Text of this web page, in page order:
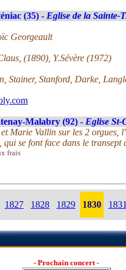
(35) - Eglise de la Sainte-
Georgeault
(1890), Y.Sévère (1972)
Stainer, Stanford, Darke,
Malabry (92) - Eglise
Marie Vallin sur les 2 orgues,
se font face dans le transept
frais
1827 1828 1829 1830
- Prochain concert -